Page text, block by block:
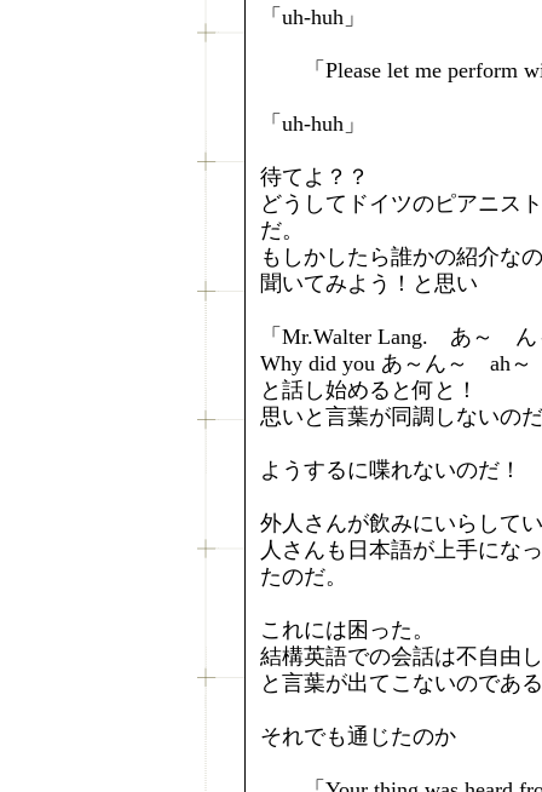
「uh‐huh」
「Please let me perform
「uh‐huh」
待てよ？？
どうしてドイツのピアニス
だ。
もしかしたら誰かの紹介な
聞いてみよう！と思い
「Mr.Walter Lang. あ～ ん
Why did you あ～ん～ ah～
と話し始めると何と！
思いと言葉が同調しないの
ようするに喋れないのだ！
外人さんが飲みにいらして
人さんも日本語が上手にな
たのだ。
これには困った。
結構英語での会話は不自由
と言葉が出てこないのであ
それでも通じたのか